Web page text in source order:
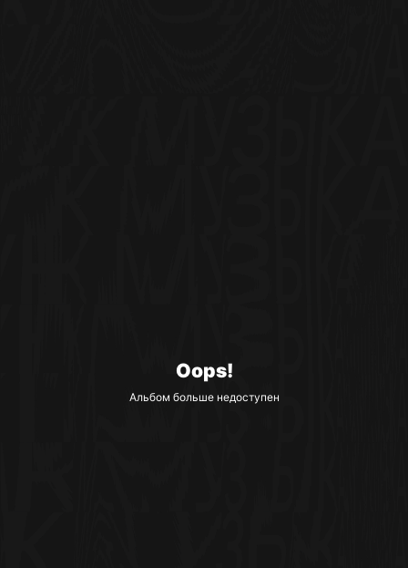
Oops!
Альбом больше недоступен